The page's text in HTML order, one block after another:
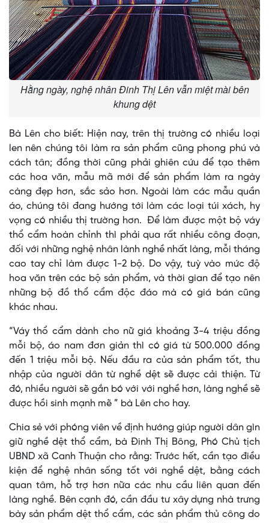
Hằng ngày, nghệ nhân Đinh Thị Lên vẫn miệt mài bên
khung dệt
Bà Lên cho biết: Hiện nay, trên thị trường có nhiều loại
len nên chúng tôi làm ra sản phẩm cũng phong phú và
cách tân; đồng thời cũng phải ghiên cứu để tạo thêm
các hoa văn, mẫu mã mới để sản phẩm làm ra ngày
càng đẹp hơn, sắc sảo hơn. Ngoài làm các mẫu quần
áo, chúng tôi đang hướng tới làm các loại túi xách, hy
vọng có nhiều thị trường hơn. Để làm được một bộ váy
thổ cẩm hoàn chỉnh thì phải qua rất nhiều công đoạn,
đối với những nghệ nhân lành nghề nhất làng, mỗi tháng
cao tay chỉ làm được 1-2 bộ. Do vậy, tuỳ vào mức độ
hoa văn trên các bộ sản phẩm, và thời gian để tạo nên
những bộ đồ thổ cẩm độc đáo mà có giá bán cũng
khác nhau.
“Váy thổ cẩm dành cho nữ giá khoảng 3-4 triệu đồng
mỗi bộ, áo nam đơn giản thì có giá từ 500.000 đồng
đến 1 triệu mỗi bộ. Nếu đầu ra của sản phẩm tốt, thu
nhập của người dân từ nghề dệt sẽ được cải thiện. Từ
đó, nhiều người sẽ gắn bó với với nghề hơn, làng nghề sẽ
được hồi sinh mạnh mẽ ” bà Lên cho hay.
Chia sẻ với phóng viên về định hướng giúp người dân gìn
giữ nghề dệt thổ cẩm, bà Đinh Thị Bông, Phó Chủ tịch
UBND xã Canh Thuận cho rằng: Trước hết, cần tạo điều
kiện để nghệ nhân sống tốt với nghề dệt, bằng cách
quan tâm, hỗ trợ hơn nữa các nhu cầu liên quan đến
làng nghề. Bên cạnh đó, cần đầu tư xây dựng nhà trưng
bày sản phẩm dệt thổ cẩm, các sản phẩm thủ công do